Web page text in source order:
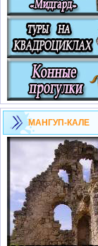
МАНГУП-КАЛЕ